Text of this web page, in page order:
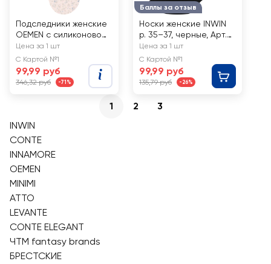
Подследники женские
OEMEN с силиконовой
вставкой на пятке,
розовые с рисунком,
Арт. PW656
Цена за 1 шт
С Картой №1
99,99 руб
346,32 руб -71%
Баллы за отзыв
Носки женские INWIN
р. 35–37, черные, Арт.
BWS01-02
Цена за 1 шт
С Картой №1
99,99 руб
135,79 руб -26%
1 2
3
INWIN
CONTE
INNAMORE
OEMEN
MINIMI
ATTO
LEVANTE
CONTE ELEGANT
ЧТМ fantasy brands
БРЕСТСКИЕ